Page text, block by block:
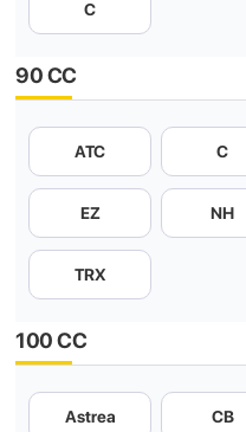
C
90 CC
ATC C
EZ NH
TRX
100 CC
Astrea CB